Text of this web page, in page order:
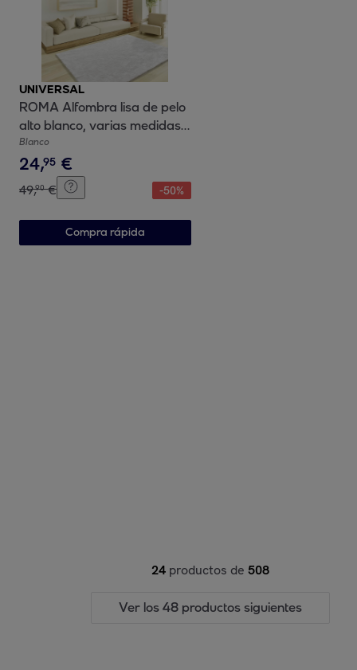
UNIVERSAL
ROMA Alfombra lisa de pelo
alto blanco, varias medidas
disponibles
Blanco
24,95 €
49,90 € -50%
Compra rápida
24 productos de 508
Ver los 48 productos siguientes